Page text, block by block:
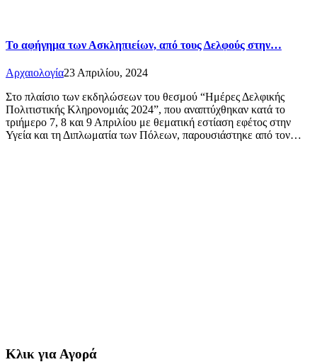
Το αφήγημα των Ασκληπιείων, από τους Δελφούς στην…
Αρχαιολογία23 Απριλίου, 2024
Στο πλαίσιο των εκδηλώσεων του θεσμού “Ημέρες Δελφικής
Πολιτιστικής Κληρονομιάς 2024”, που αναπτύχθηκαν κατά το
τριήμερο 7, 8 και 9 Απριλίου με θεματική εστίαση εφέτος στην
Υγεία και τη Διπλωματία των Πόλεων, παρουσιάστηκε από τον…
Κλικ για Αγορά